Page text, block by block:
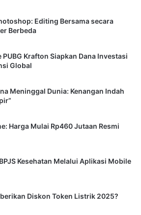
Editing Bersama secara
Berbeda
PUBG Krafton Siapkan Dana Investasi
Global
Meninggal Dunia: Kenangan Indah
Harga Mulai Rp460 Jutaan Resmi
Kesehatan Melalui Aplikasi Mobile
Diskon Token Listrik 2025?